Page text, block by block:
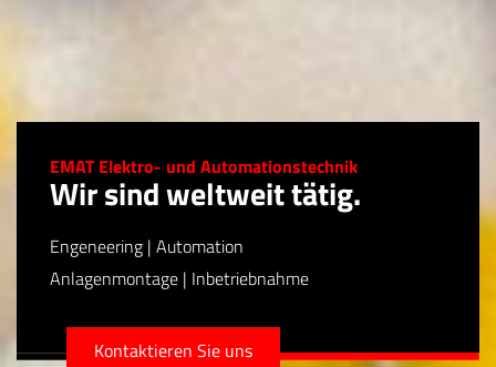
EMAT Elektro- und Automationstechnik
Wir sind weltweit tätig.
Engeneering | Automation
Anlagenmontage | Inbetriebnahme
Kontaktieren Sie uns